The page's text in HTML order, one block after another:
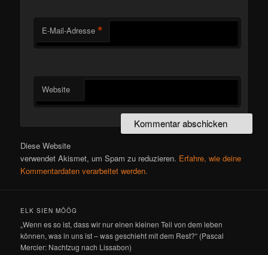
E-Mail-Adresse *
Website
Diese Website
verwendet Akismet, um Spam zu reduzieren. Erfahre, wie deine
Kommentardaten verarbeitet werden.
ELK SIEN MÖÖG
„Wenn es so ist, dass wir nur einen kleinen Teil von dem leben
können, was in uns ist – was geschieht mit dem Rest?“ (Pascal
Mercier: Nachtzug nach Lissabon)